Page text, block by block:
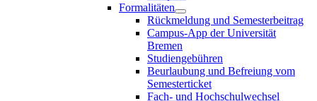
Formalitäten
Rückmeldung und Semesterbeitrag
Campus-App der Universität
Bremen
Studiengebühren
Beurlaubung und Befreiung vom
Semesterticket
Fach- und Hochschulwechsel